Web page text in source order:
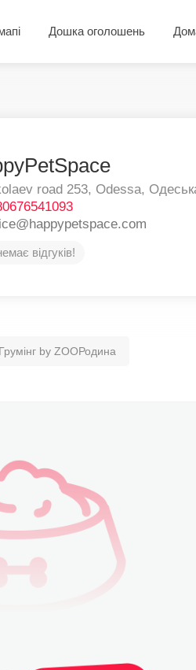
Дошка оголошень
road 253, Odessa,
відгуків!
Грумінг by ZOOРодина